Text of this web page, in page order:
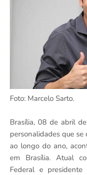
Foto: Marcelo Sarto.
Brasília, 08 de abril
personalidades que se
ao longo do ano,
em Brasília. Atual
Federal e